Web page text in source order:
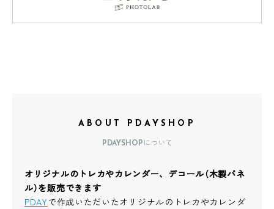
ABOUT PDAYSHOP
PDAYSHOPについて
オリジナルのトレカやカレンダー、デコール（木製パネ
ル）を販売できます
PDAY で作成いただいたオリジナルのトレカやカレンダ